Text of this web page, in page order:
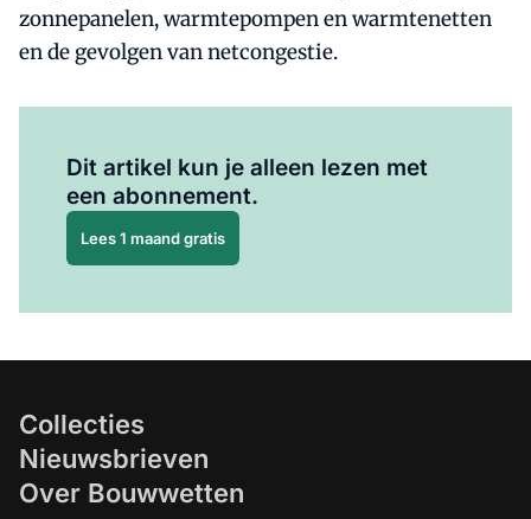
zonnepanelen, warmtepompen en warmtenetten
en de gevolgen van netcongestie.
Dit artikel kun je alleen lezen met
een abonnement.
Lees 1 maand gratis
Collecties
Nieuwsbrieven
Over Bouwwetten